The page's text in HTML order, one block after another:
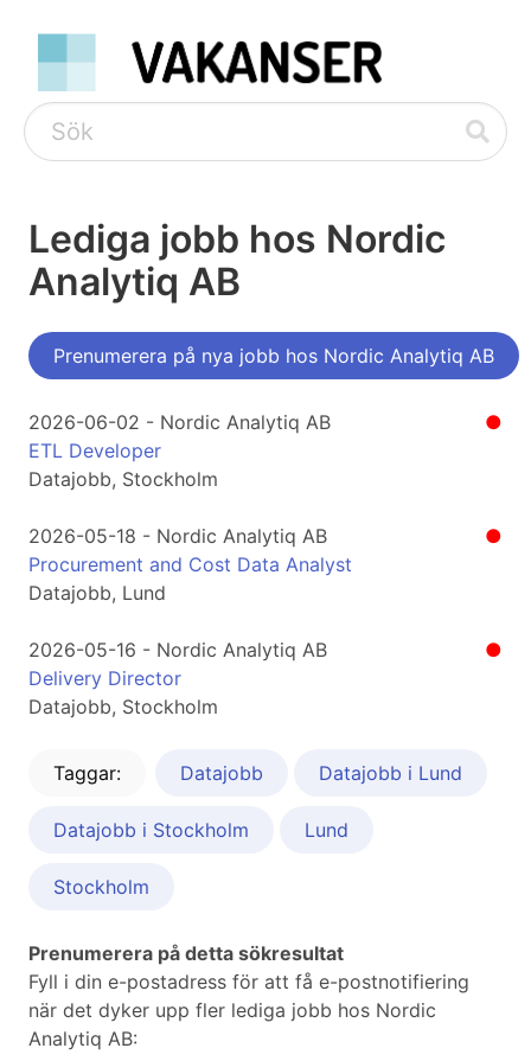
Lediga jobb hos Nordic
Analytiq AB
Prenumerera på nya jobb hos Nordic Analytiq AB
●
2026-06-02 - Nordic Analytiq AB
ETL Developer
Datajobb, Stockholm
●
2026-05-18 - Nordic Analytiq AB
Procurement and Cost Data Analyst
Datajobb, Lund
●
2026-05-16 - Nordic Analytiq AB
Delivery Director
Datajobb, Stockholm
Taggar: Datajobb Datajobb i Lund
Datajobb i Stockholm Lund
Stockholm
Prenumerera på detta sökresultat
Fyll i din e-postadress för att få e-postnotifiering
när det dyker upp fler lediga jobb hos Nordic
Analytiq AB: